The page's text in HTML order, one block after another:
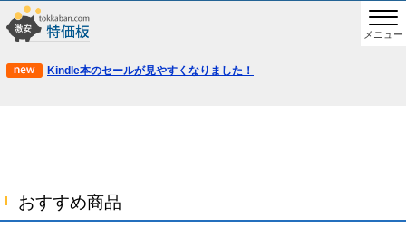
メニュー
Kindle本のセールが見やすくなりました！
おすすめ商品